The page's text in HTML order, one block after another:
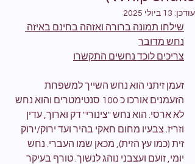
עודכן: 13 ביולי 2025
שילחו תמונה ברורה ואזהה בחינם באיזה
נחש מדובר
צריכים לוכד נחשים התקשרו
זעמן זיתני הוא נחש השייך למשפחת
הזעמנים אורכו כ 100 סנטימטרים והוא נחש
לא ארסי. הוא נחש "צינורי" דק וארוך, עדין
וזריז. צבעיו מחום חאקי בהיר ועד ירוק/ירוק
זית (כמו עץ הזית), מכאן שמו העברי. נחש
יומי, זועם ועצבני נוהג לנשוך. טורף בעיקר